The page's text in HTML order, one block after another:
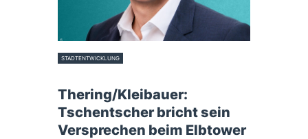
STADTENTWICKLUNG
Thering/Kleibauer:
Tschentscher bricht sein
Versprechen beim Elbtower